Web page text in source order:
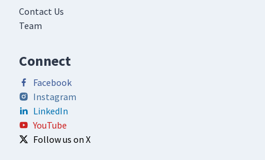
Contact Us
Team
Connect
Facebook
Instagram
LinkedIn
YouTube
Follow us on X